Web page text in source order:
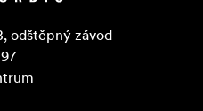
odštěpný závod